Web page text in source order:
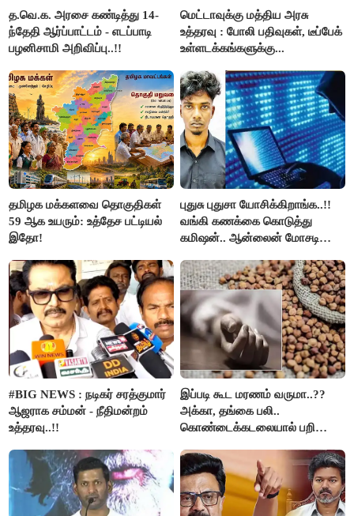
த.வெ.க. அரசை கண்டித்து 14-
ந்தேதி ஆர்ப்பாட்டம் - எடப்பாடி
பழனிசாமி அறிவிப்பு..!!
மெட்டாவுக்கு மத்திய அரசு
உத்தரவு : போலி பதிவுகள், டீப்பேக்
உள்ளடக்கங்களுக்கு...
தமிழக மக்களவை தொகுதிகள்
59 ஆக உயரும்: உத்தேச பட்டியல்
இதோ!
புதுசு புதுசா யோசிக்கிறாங்க..!!
வங்கி கணக்கை கொடுத்து
கமிஷன்.. ஆன்லைன் மோசடி
கைது..!!
#BIG NEWS : நடிகர் சரத்குமார்
ஆஜராக சம்மன் - நீதிமன்றம்
உத்தரவு..!!
இப்படி கூட மரணம் வருமா..??
அக்கா, தங்கை பலி..
கொண்டைக்கடலையால் பறிபோன